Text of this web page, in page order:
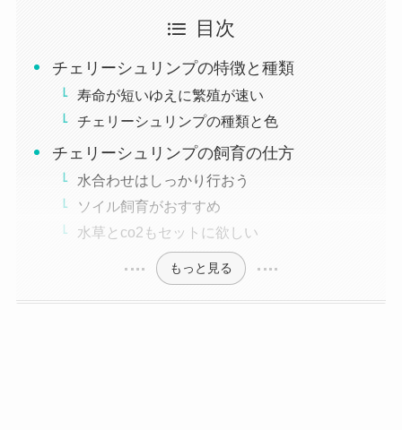
目次
チェリーシュリンプの特徴と種類
寿命が短いゆえに繁殖が速い
チェリーシュリンプの種類と色
チェリーシュリンプの飼育の仕方
水合わせはしっかり行おう
ソイル飼育がおすすめ
水草とco2もセットに欲しい
もっと見る